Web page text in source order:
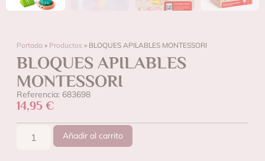
Portada » Productos » BLOQUES APILABLES MONTESSORI
BLOQUES APILABLES
MONTESSORI
Referencia: 683698
14,95 €
Añadir al carrito